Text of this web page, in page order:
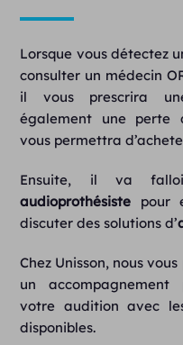
Lorsque vous détectez
consulter un médecin
il vous prescrira
également une perte
vous permettra
Ensuite, il va
audioprothésiste pour
discuter des solutions d’
Chez Unisson, nous
un accompagnement
votre audition avec
disponibles.